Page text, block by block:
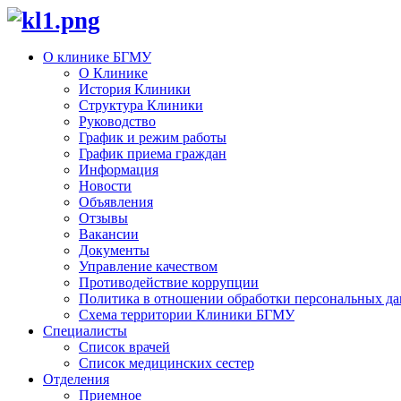
О клинике БГМУ
О Клинике
История Клиники
Структура Клиники
Руководство
График и режим работы
График приема граждан
Информация
Новости
Объявления
Отзывы
Вакансии
Документы
Управление качеством
Противодействие коррупции
Политика в отношении обработки персональных
Схема территории Клиники БГМУ
Специалисты
Список врачей
Список медицинских сестер
Отделения
Приемное